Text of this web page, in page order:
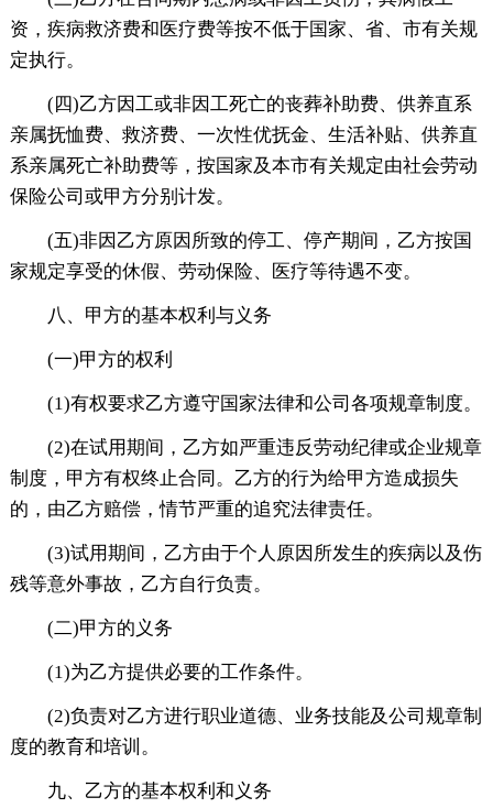
资，疾病救济费和医疗费等按不低于国家、省、市有关规
定执行。
(四)乙方因工或非因工死亡的丧葬补助费、供养直系
亲属抚恤费、救济费、一次性优抚金、生活补贴、供养直
系亲属死亡补助费等，按国家及本市有关规定由社会劳动
保险公司或甲方分别计发。
(五)非因乙方原因所致的停工、停产期间，乙方按国
家规定享受的休假、劳动保险、医疗等待遇不变。
八、甲方的基本权利与义务
(一)甲方的权利
(1)有权要求乙方遵守国家法律和公司各项规章制度。
(2)在试用期间，乙方如严重违反劳动纪律或企业规章
制度，甲方有权终止合同。乙方的行为给甲方造成损失
的，由乙方赔偿，情节严重的追究法律责任。
(3)试用期间，乙方由于个人原因所发生的疾病以及伤
残等意外事故，乙方自行负责。
(二)甲方的义务
(1)为乙方提供必要的工作条件。
(2)负责对乙方进行职业道德、业务技能及公司规章制
度的教育和培训。
九、乙方的基本权利和义务